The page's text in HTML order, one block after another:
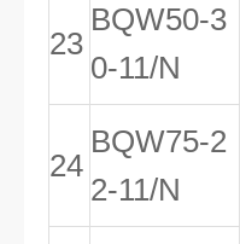
23
BQW50-3
0-11/N
24
BQW75-2
2-11/N